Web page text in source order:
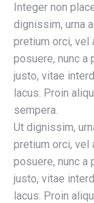
Integer non
dignissim, urna
pretium orci, vel
posuere, nunc a
justo, vitae
lacus. Proin
sempera.
Ut dignissim,
pretium orci, vel
posuere, nunc a
justo, vitae
lacus. Proin